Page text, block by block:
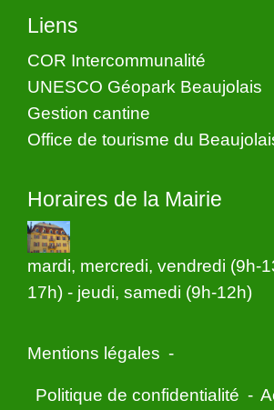
Liens
COR Intercommunalité
UNESCO Géopark Beaujolais
Gestion cantine
Office de tourisme du
Horaires de la Mairie
mardi, mercredi, vendredi (9h-
17h) - jeudi, samedi (9h-12h)
Mentions légales -
Politique de confidentialité -